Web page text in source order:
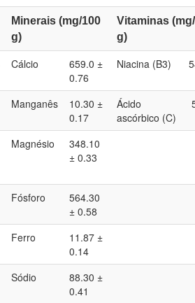
Minerais (mg/100
g)
Vitaminas
g)
Cálcio
659.0 ±
0.76
Niacina (B3)
Manganês
10.30 ±
0.17
Ácido
ascórbico (C)
Magnésio
348.10
± 0.33
Fósforo
564.30
± 0.58
Ferro
11.87 ±
0.14
Sódio
88.30 ±
0.41